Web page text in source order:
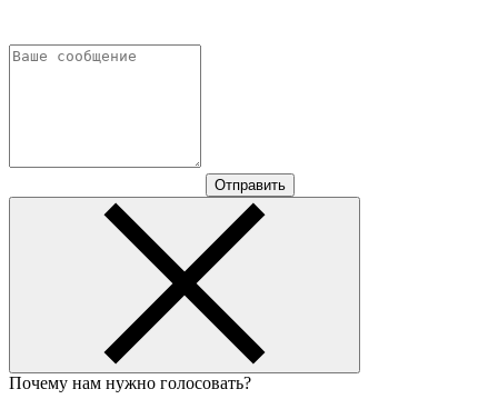
Отправить
Почему нам нужно голосовать?